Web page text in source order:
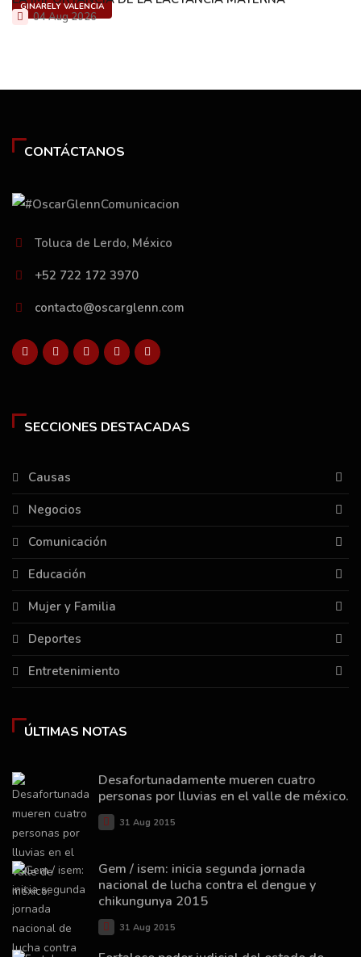
GINARELY VALENCIA
04 Aug 2026
CONTÁCTANOS
Toluca de Lerdo, México
+52 722 172 3970
contacto@oscarglenn.com
SECCIONES DESTACADAS
Causas
Negocios
Comunicación
Educación
Mujer y Familia
Deportes
Entretenimiento
ÚLTIMAS NOTAS
Desafortunadamente mueren cuatro
personas por lluvias en el valle de méxico.
31 Aug 2015
Gem / isem: inicia segunda jornada
nacional de lucha contra el dengue y
chikungunya 2015
31 Aug 2015